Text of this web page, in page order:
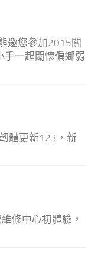
邀您參加2015關
手一起關懷偏鄉弱
體更新123，新
修中心初體驗，